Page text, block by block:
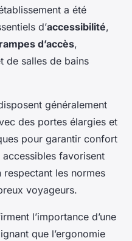
a été
d’accessibilité,
rampes d’accès,
de salles de bains
généralement
des portes élargies et
pour garantir confort
favorisent
les normes
voyageurs.
l’importance d’une
que l’ergonomie